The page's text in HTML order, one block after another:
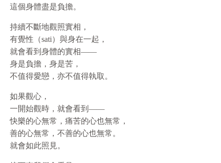
這個身體盡是負擔。
持續不斷地觀照實相，
有覺性（sati）與身在一起，
就會看到身體的實相——
身是負擔，身是苦，
不值得愛戀，亦不值得執取。
如果觀心，
一開始觀時，就會看到——
快樂的心無常，痛苦的心也無常，
善的心無常，不善的心也無常。
就會如此照見。